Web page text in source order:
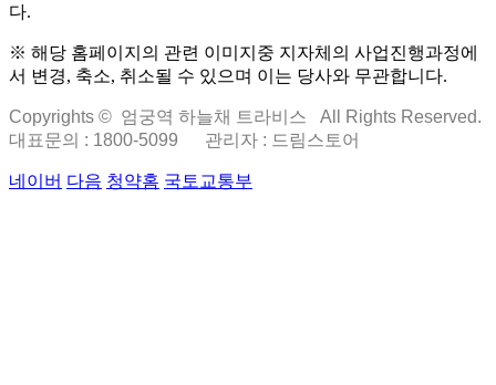
다.
※ 해당 홈페이지의 관련 이미지중 지자체의 사업진행과정에
서 변경, 축소, 취소될 수 있으며 이는 당사와 무관합니다.
Copyrights © 엄궁역 하늘채 트라비스 All Rights Reserved.
대표문의 : 1800-5099 관리자 : 드림스토어
네이버 다음 청약홈 국토교통부